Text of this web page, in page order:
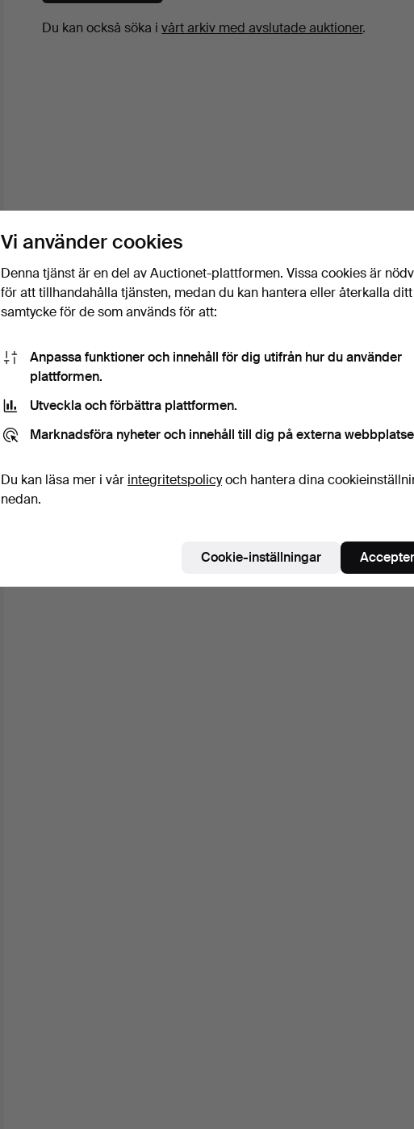
Du kan också söka ivårt arkiv med avslutade auktioner.
Vi använder cookies
Denna tjänst är en del av Auctionet-plattformen. Vissa cookies är
för att tillhandahålla tjänsten, medan du kan hantera eller återkalla ditt
samtycke för de som används för att:
Anpassa funktioner och innehåll för dig utifrån hur du använder
plattformen.
Utveckla och förbättra plattformen.
Marknadsföra nyheter och innehåll till dig på externa
Du kan läsa mer i vår integritetspolicyoch hantera dina
nedan.
Cookie-inställningar